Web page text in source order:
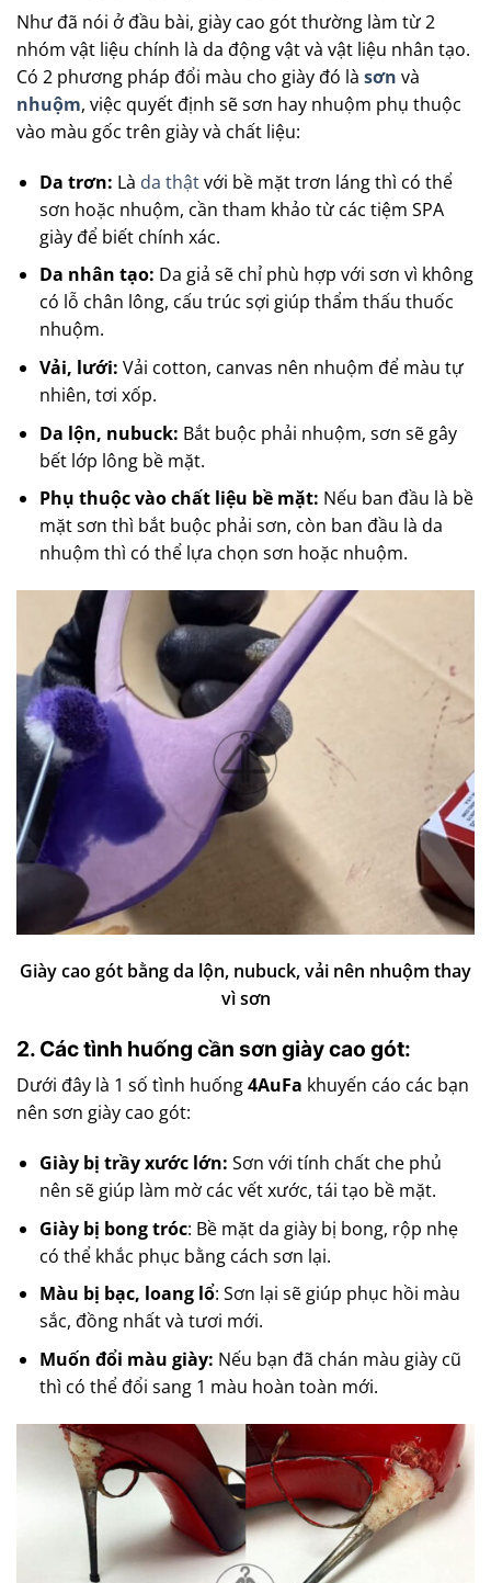
Như đã nói ở đầu bài, giày cao gót thường làm từ 2
nhóm vật liệu chính là da động vật và vật liệu nhân tạo.
Có 2 phương pháp đổi màu cho giày đó là sơn và
nhuộm, việc quyết định sẽ sơn hay nhuộm phụ thuộc
vào màu gốc trên giày và chất liệu:
Da trơn: Là da thậtvới bề mặt trơn láng thì có thể
sơn hoặc nhuộm, cần tham khảo từ các tiệm SPA
giày để biết chính xác.
Da nhân tạo: Da giả sẽ chỉ phù hợp với sơn vì không
có lỗ chân lông, cấu trúc sợi giúp thẩm thấu thuốc
nhuộm.
Vải, lưới: Vải cotton, canvas nên nhuộm để màu tự
nhiên, tơi xốp.
Da lộn, nubuck: Bắt buộc phải nhuộm, sơn sẽ gây
bết lớp lông bề mặt.
Phụ thuộc vào chất liệu bề mặt: Nếu ban đầu là bề
mặt sơn thì bắt buộc phải sơn, còn ban đầu là da
nhuộm thì có thể lựa chọn sơn hoặc nhuộm.
Giày cao gót bằng da lộn, nubuck, vải nên nhuộm thay
vì sơn
2. Các tình huống cần sơn giày cao gót:
Dưới đây là 1 số tình huống4AuFa khuyến cáo các bạn
nên sơn giày cao gót:
Giày bị trầy xước lớn: Sơn với tính chất che phủ
nên sẽ giúp làm mờ các vết xước, tái tạo bề mặt.
Giày bị bong tróc: Bề mặt da giày bị bong, rộp nhẹ
có thể khắc phục bằng cách sơn lại.
Màu bị bạc, loang lổ: Sơn lại sẽ giúp phục hồi màu
sắc, đồng nhất và tươi mới.
Muốn đổi màu giày: Nếu bạn đã chán màu giày cũ
thì có thể đổi sang 1 màu hoàn toàn mới.